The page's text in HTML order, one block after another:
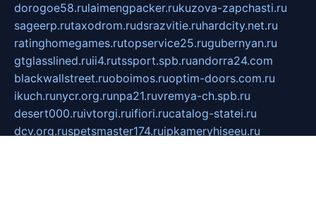
dorogoe58.rulaimengpacker.rukuzova-zapchasti.ru
sageerp.rutaxodrom.rudsrazvitie.ruhardcity.net.ru
ratinghomegames.rutopservice25.rugubernyan.ru
gtglasslined.ruii4.rutssport.spb.ruandorra24.com
blackwallstreet.ruoboimos.ruoptim-doors.com.ru
ikuch.runycr.org.runpa21.ruvremya-ch.spb.ru
desert000.ruivtorgi.ruifiori.rucatalog-statei.ru
dcv.org.ruspetsmaster174.ruipkameryhiseeu.ru